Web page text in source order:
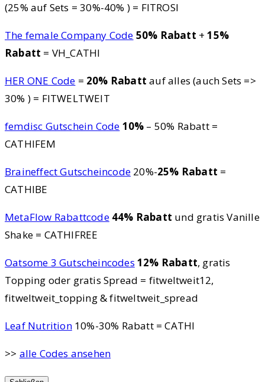
(25% auf Sets = 30%-40% ) = FITROSI
The female Company Code 50% Rabatt +15%
Rabatt = VH_CATHI
HER ONE Code = 20% Rabatt auf alles (auch Sets =>
30% ) = FITWELTWEIT
femdisc Gutschein Code 10% – 50% Rabatt =
CATHIFEM
Braineffect Gutscheincode 20%-25% Rabatt =
CATHIBE
MetaFlow Rabattcode 44% Rabatt und gratis Vanille
Shake = CATHIFREE
Oatsome 3 Gutscheincodes 12% Rabatt, gratis
Topping oder gratis Spread = fitweltweit12,
fitweltweit_topping & fitweltweit_spread
Leaf Nutrition10%-30% Rabatt = CATHI
>> alle Codes ansehen